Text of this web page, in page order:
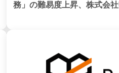
務」の難易度上昇、株式会